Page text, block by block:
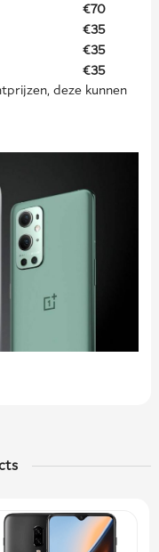
€70
€35
€35
€35
deze kunnen